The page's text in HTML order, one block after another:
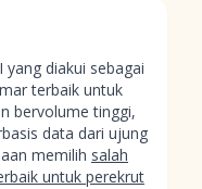
yang diakui sebagai
terbaik untuk
bervolume tinggi,
data dari ujung
memilih salah
untuk perekrut